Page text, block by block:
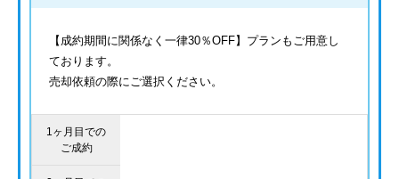
【成約期間に関係なく一律30％OFF】プランもご用意し
ております。
売却依頼の際にご選択ください。
1ヶ月目での
ご成約